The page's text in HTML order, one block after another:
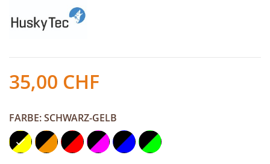
35,00 CHF
FARBE: SCHWARZ-GELB
Schwarz-
Gelb
Schwarz-
Orange
Schwarz-
Rot
Schwarz-
Pink
Schwarz-
Blau
Schwarz-
Grün